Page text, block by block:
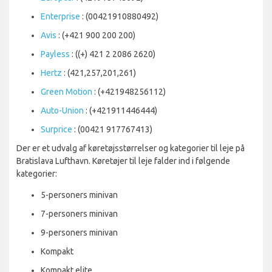
Enterprise : (00421910880492)
Avis : (+421 900 200 200)
Payless : ((+) 421 2 2086 2620)
Hertz : (421,257,201,261)
Green Motion : (+421948256112)
Auto-Union : (+421911446444)
Surprice : (00421 917767413)
Der er et udvalg af køretøjsstørrelser og kategorier til leje på
Bratislava Lufthavn. Køretøjer til leje falder ind i følgende
kategorier:
5-personers minivan
7-personers minivan
9-personers minivan
Kompakt
Kompakt elite